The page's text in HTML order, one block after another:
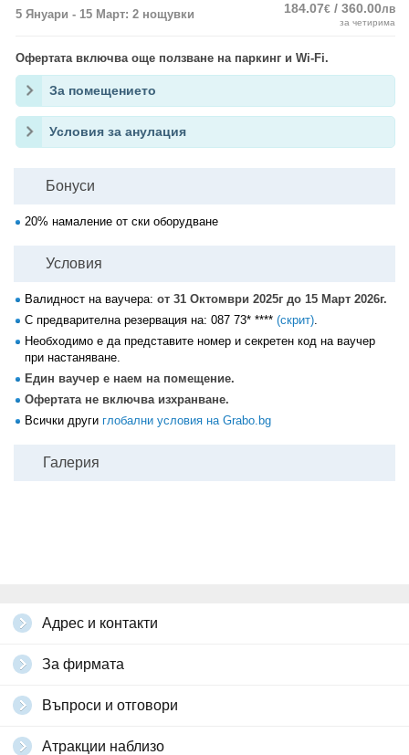
5 Януари - 15 Март: 2 нощувки 184.07€ / 360.00лв
за четирима
Офертата включва още ползване на паркинг и Wi-Fi.
За помещението
Условия за анулация
Бонуси
20% намаление от ски оборудване
Условия
Валидност на ваучера: от 31 Октомври 2025г до 15 Март 2026г.
С предварителна резервация на: 087 73* **** (скрит).
Необходимо е да представите номер и секретен код на ваучер
при настаняване.
Един ваучер е наем на помещение.
Офертата не включва изхранване.
Всички други глобални условия на Grabo.bg
Галерия
Адрес и контакти
За фирмата
Въпроси и отговори
Атракции наблизо